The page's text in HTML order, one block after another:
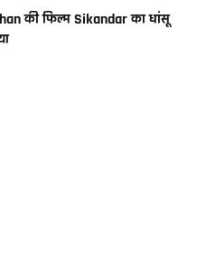
की फिल्म Sikandar का धांसू